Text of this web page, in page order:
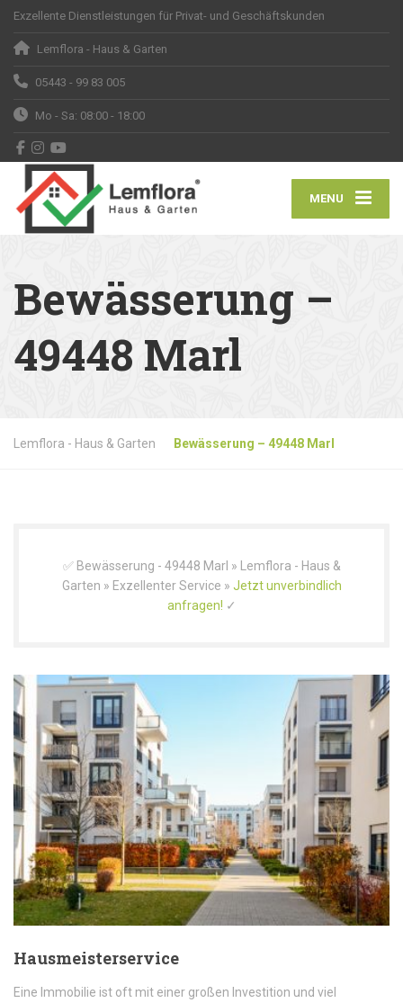
Exzellente Dienstleistungen für Privat- und Geschäftskunden
Lemflora - Haus & Garten
05443 - 99 83 005
Mo - Sa: 08:00 - 18:00
MENU
Bewässerung –
49448 Marl
Lemflora - Haus & Garten Bewässerung – 49448 Marl
✅ Bewässerung - 49448 Marl » Lemflora - Haus &
Garten » Exzellenter Service » Jetzt unverbindlich
anfragen! ✓
Hausmeisterservice
Eine Immobilie ist oft mit einer großen Investition und viel